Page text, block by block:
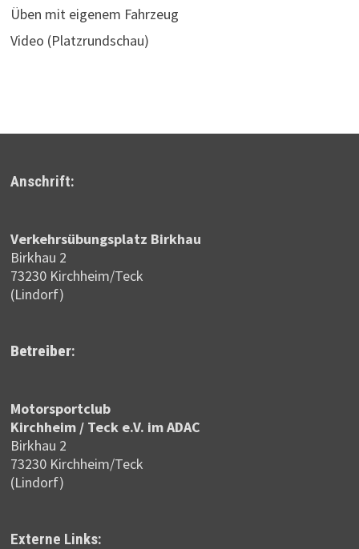
Üben mit eigenem Fahrzeug
Video (Platzrundschau)
Anschrift:
Verkehrsübungsplatz Birkhau
Birkhau 2
73230 Kirchheim/Teck
(Lindorf)
Betreiber:
Motor­sportclub
Kirchheim / Teck e.V. im ADAC
Birkhau 2
73230 Kirchheim/Teck
(Lindorf)
Externe Links: